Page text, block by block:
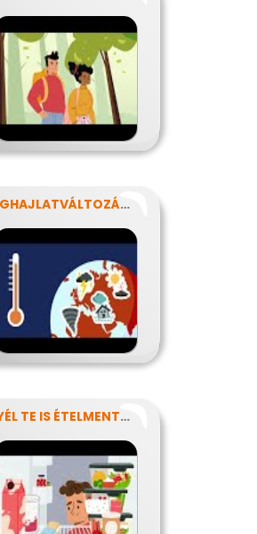
AZ ÉGHAJLATVÁLTOZÁS HATÁSA AZ ÉLELMISZER-ELLÁTÁSRA
LEGYÉL TE IS ÉTELMENTŐ!